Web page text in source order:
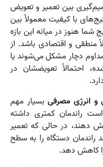
بین تعمیر و تعویض
با کیفیت معمولاً بین
پکیج شما هنوز در میانه این بازه
منطقی و اقتصادی باشد. از
دچار مشکل می‌شوند یا
احتمالاً تعویضشان در
و انرژی مصرفیبسیار مهم
راندمان کمتری داشته
دهند، در حالی که تعمیر
دستگاه را به سطح
را کاهش دهد.